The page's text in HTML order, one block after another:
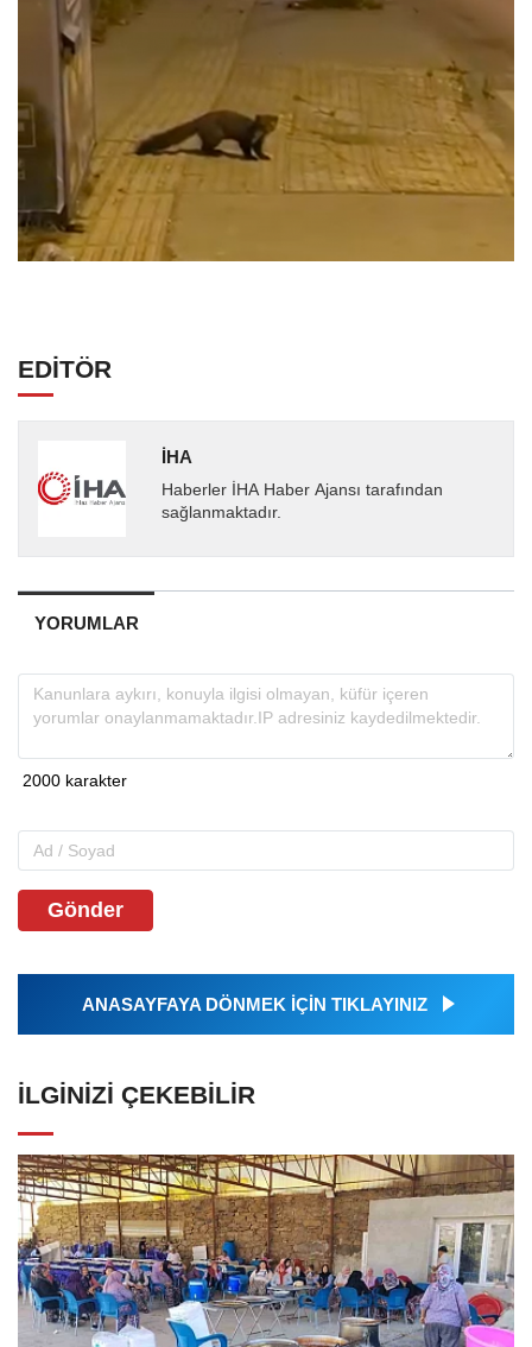
EDİTÖR
İHA
Haberler İHA Haber Ajansı tarafından
sağlanmaktadır.
YORUMLAR
Gönder
ANASAYFAYA DÖNMEK İÇİN TIKLAYINIZ
İLGINIZI ÇEKEBILIR